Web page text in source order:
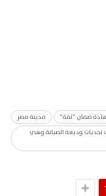
ضمان "ثقة"
مدينة مصر
وديعة الصيانة وهي